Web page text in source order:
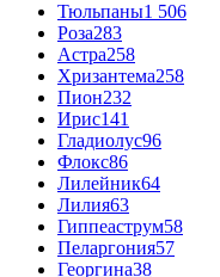
Тюльпаны1 506
Роза283
Астра258
Хризантема258
Пион232
Ирис141
Гладиолус96
Флокс86
Лилейник64
Лилия63
Гиппеаструм58
Пеларгония57
Георгина38